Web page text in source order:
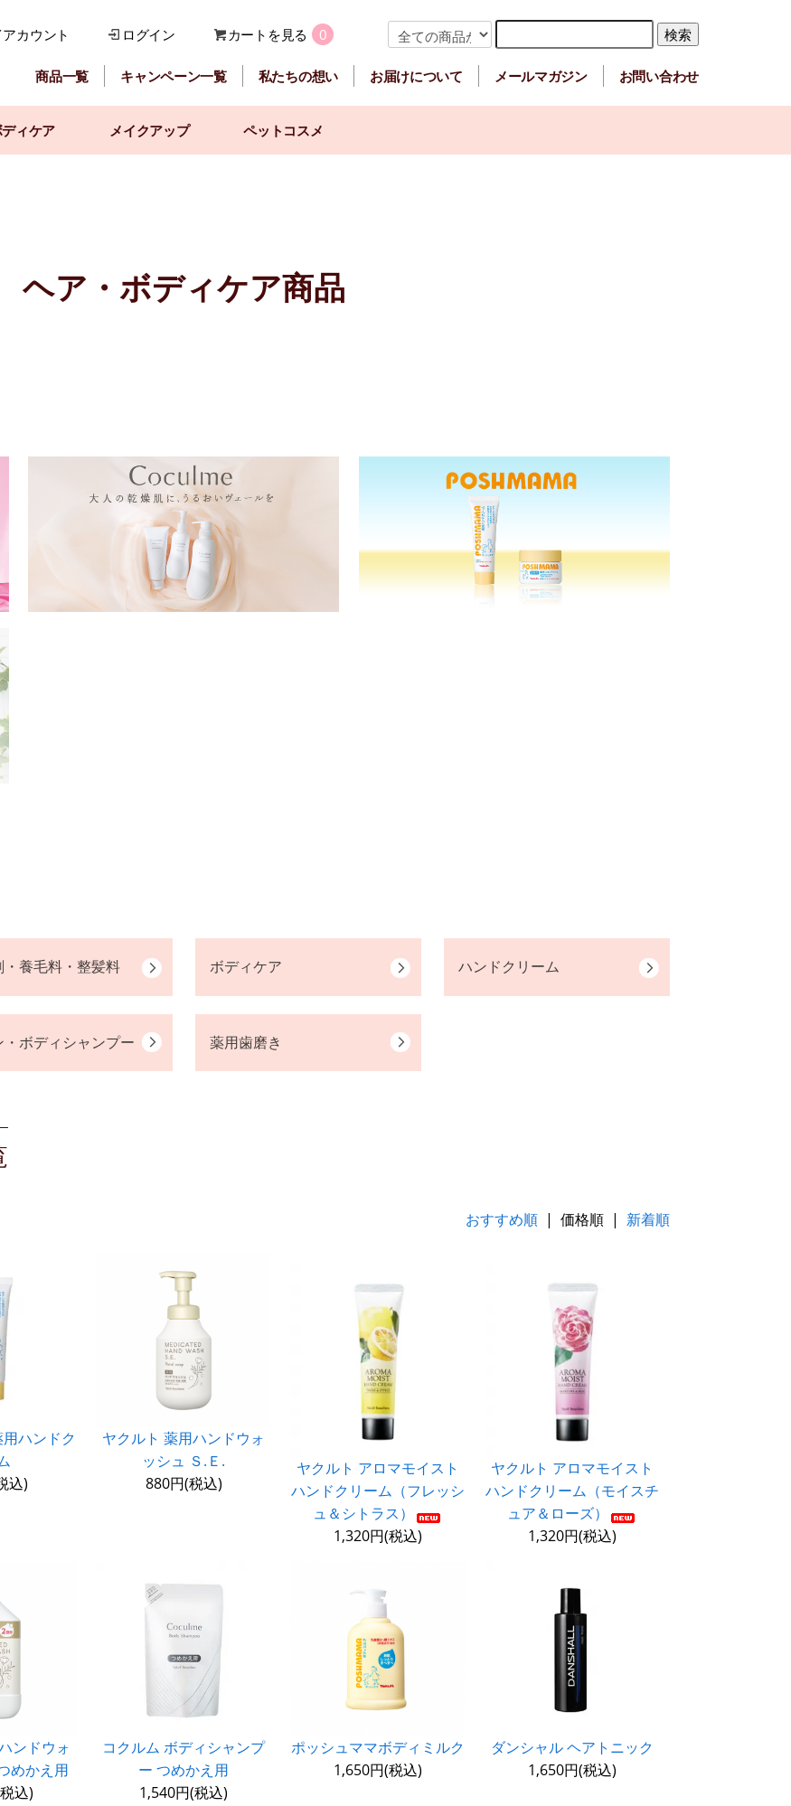
カウント ログイン カートを見る 0
商品一覧 キャンペーン一覧 私たちの想い お届けについて メールマガジン お問い合わせ
ィケア メイクアップ ペットコスメ
ヘア・ボディケア商品
・養毛料・整髪料 ボディケア ハンドクリーム
・ボディシャンプー 薬用歯磨き
おすすめ順| 価格順 | 新着順
ハンドク
込)
ヤクルト 薬用ハンドウォ
ッシュ Ｓ.Ｅ.
880円(税込)
ヤクルト アロマモイスト
ハンドクリーム（フレッシ
ュ＆シトラス）
1,320円(税込)
ヤクルト アロマモイスト
ハンドクリーム（モイスチ
ュア＆ローズ）
1,320円(税込)
ンドウォ
めかえ用
込)
コクルム ボディシャンプ
ー つめかえ用
1,540円(税込)
ポッシュママボディミルク
1,650円(税込)
ダンシャル ヘアトニック
1,650円(税込)